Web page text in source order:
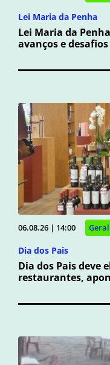
Lei Maria da Penha
Lei Maria da
avanços e desafios
06.08.26 | 14:00 Geral
Dia dos Pais
Dia dos Pais deve
restaurantes,